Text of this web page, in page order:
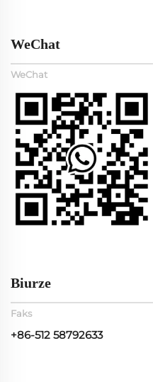
WeChat
WeChat
Biurze
Faks
+86-512 58792633